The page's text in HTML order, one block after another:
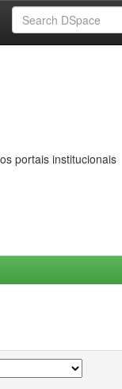
portais institucionais